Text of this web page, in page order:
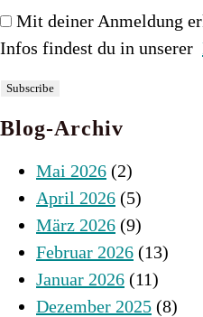
Mit deiner Anmeldung
Infos findest du in unserer
Blog-Archiv
Mai 2026 (2)
April 2026 (5)
März 2026 (9)
Februar 2026 (13)
Januar 2026 (11)
Dezember 2025 (8)